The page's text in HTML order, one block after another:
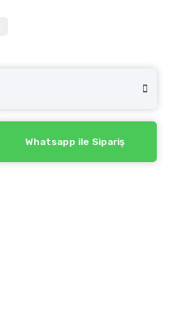
Whatsapp ile Sipariş